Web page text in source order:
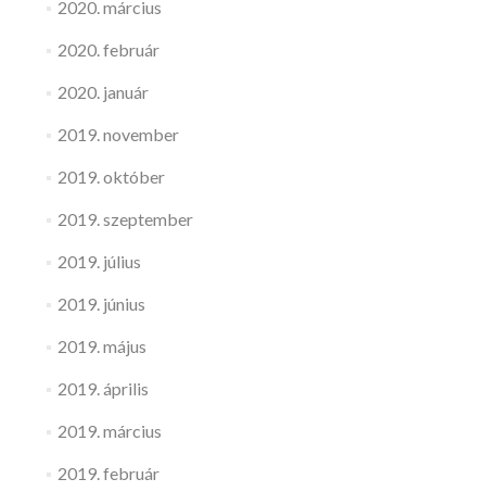
2020. március
2020. február
2020. január
2019. november
2019. október
2019. szeptember
2019. július
2019. június
2019. május
2019. április
2019. március
2019. február